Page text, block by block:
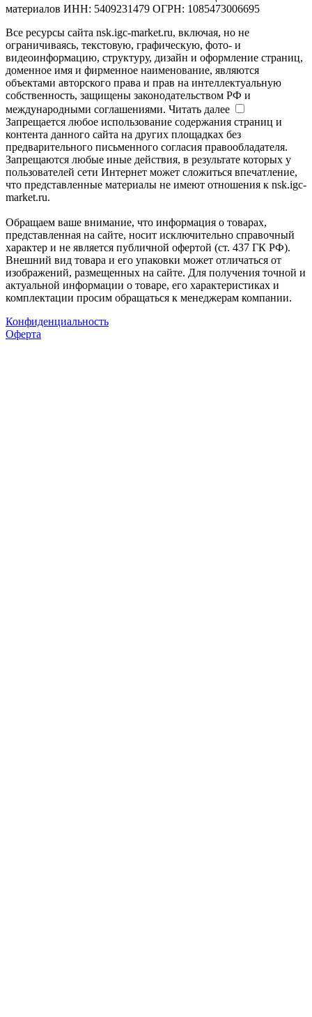
материалов ИНН: 5409231479 ОГРН: 1085473006695
Все ресурсы сайта nsk.igc-market.ru, включая, но не
ограничиваясь, текстовую, графическую, фото- и
видеоинформацию, структуру, дизайн и оформление страниц,
доменное имя и фирменное наименование, являются
объектами авторского права и прав на интеллектуальную
собственность, защищены законодательством РФ и
международными соглашениями. Читать далее
Запрещается любое использование содержания страниц и
контента данного сайта на других площадках без
предварительного письменного согласия правообладателя.
Запрещаются любые иные действия, в результате которых у
пользователей сети Интернет может сложиться впечатление,
что представленные материалы не имеют отношения к nsk.igc-
market.ru.
Обращаем ваше внимание, что информация о товарах,
представленная на сайте, носит исключительно справочный
характер и не является публичной офертой (ст. 437 ГК РФ).
Внешний вид товара и его упаковки может отличаться от
изображений, размещенных на сайте. Для получения точной и
актуальной информации о товаре, его характеристиках и
комплектации просим обращаться к менеджерам компании.
Конфиденциальность
Оферта